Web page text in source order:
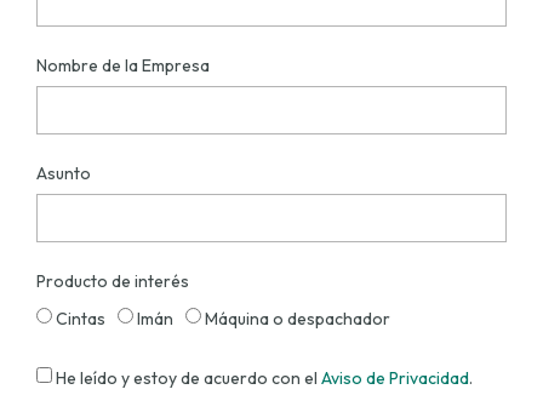
Nombre de la Empresa
Asunto
Producto de interés
Cintas
Imán Máquina o despachador
He leído y estoy de acuerdo con el Aviso de Privacidad.